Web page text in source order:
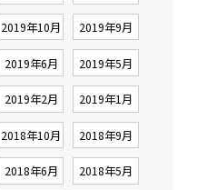
2019年10月 2019年9月
2019年6月 2019年5月
2019年2月 2019年1月
2018年10月 2018年9月
2018年6月 2018年5月